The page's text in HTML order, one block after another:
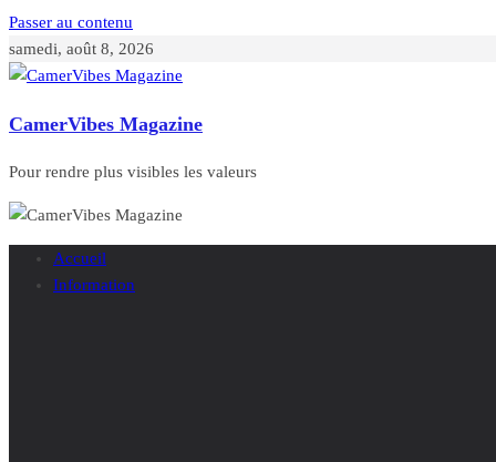
Passer au contenu
samedi, août 8, 2026
CamerVibes Magazine
Pour rendre plus visibles les valeurs
Accueil
Information